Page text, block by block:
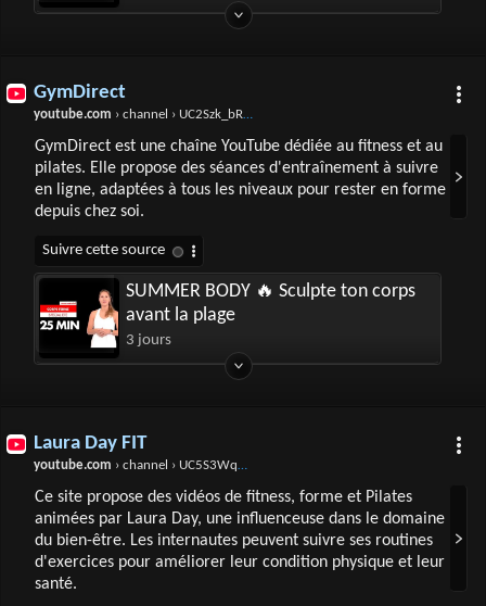
GymDirect
youtube.com › channel › UC2Szk_bRQfyZJOuJ_po0B4g
GymDirect est une chaîne YouTube dédiée au fitness et au
pilates. Elle propose des séances d'entraînement à suivre
en ligne, adaptées à tous les niveaux pour rester en forme
depuis chez soi.
SUMMER BODY 🔥 Sculpte ton corps
avant la plage
3 jours
Laura Day FIT
youtube.com › channel › UC5S3WqQqrMb5sU_iZnhSN_w
Ce site propose des vidéos de fitness, forme et Pilates
animées par Laura Day, une influenceuse dans le domaine
du bien-être. Les internautes peuvent suivre ses routines
d'exercices pour améliorer leur condition physique et leur
santé.